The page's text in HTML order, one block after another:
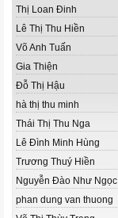
Thị Loan Đinh
Lê Thị Thu Hiền
Võ Anh Tuấn
Gia Thiện
Đỗ Thị Hậu
hà thị thu minh
Thái Thị Thu Nga
Lê Đình Minh Hùng
Trương Thuý Hiền
Nguyễn Đào Như Ngọc
phan dung van thuong